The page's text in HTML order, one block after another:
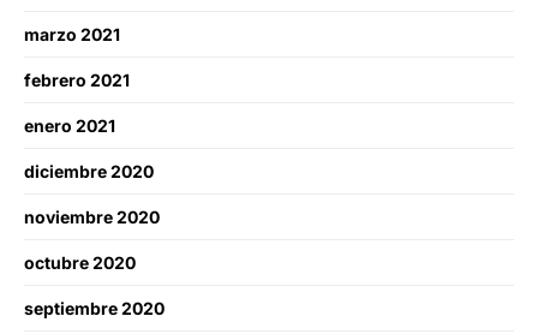
marzo 2021
febrero 2021
enero 2021
diciembre 2020
noviembre 2020
octubre 2020
septiembre 2020